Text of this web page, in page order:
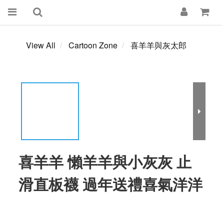
View All Cartoon Zone 喜羊羊與灰太郎
喜羊羊 懶羊羊與小灰灰 止
滑直板襪 過年送禮喜氣洋洋